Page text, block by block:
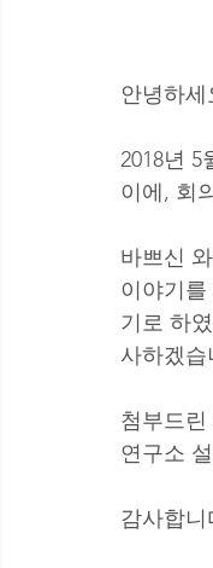
안녕하
2018년
이에, 회
바쁘신
이야기
기로 하
사하겠습
첨부드
연구소
감사합니